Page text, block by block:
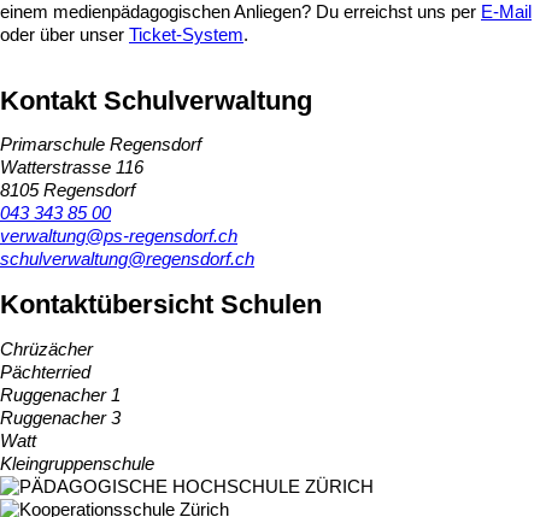
einem medienpädagogischen Anliegen? Du erreichst uns per E-Mail
oder über unser Ticket-System.
Kontakt Schulverwaltung
Primarschule Regensdorf
Watterstrasse 116
8105 Regensdorf
043 343 85 00
verwaltung@ps-regensdorf.ch
schulverwaltung@regensdorf.ch
Kontaktübersicht Schulen
Chrüzächer
Pächterried
Ruggenacher 1
Ruggenacher 3
Watt
Kleingruppenschule